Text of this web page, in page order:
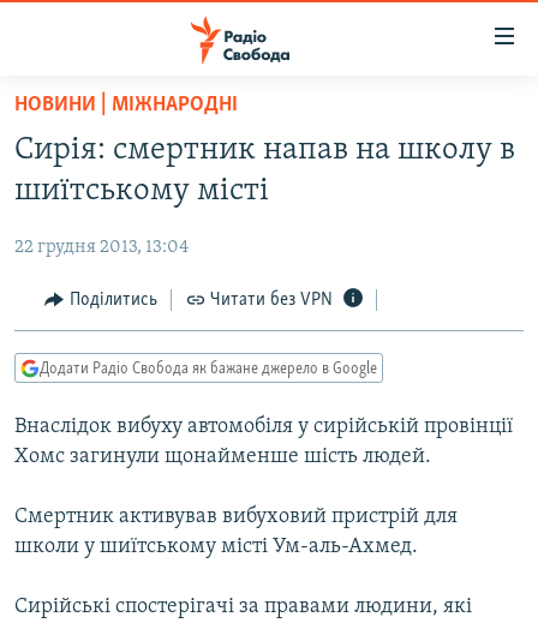
Перейти
основного
матеріалу
до
навігації
Перейти
до
ВСЕ ЗА ДОБУ
ПОЛІТИКА
ЕКОНОМІКА
КУЛЬТУРА
СПОРТ
СВІТ
ВІЙНА
РОСІЙСЬКА «ФІЛЬТРАЦІЯ»
КРИМ.РЕАЛІЇ
ТИ ЯК?
КИТАЙ.ВИКЛИКИ
МУЛЬТИМЕДІА
ФОТО
НОВИНИ | МІЖНАРОДНІ
Сирія: смертник напав на школу в
шиїтському місті
22 грудня 2013, 13:04
Поділитись Читати без VPN
Додати Радіо Свобода як бажане джерело в Google
Внаслідок вибуху автомобіля у сирійській провінції
Хомс загинули щонайменше шість людей.
Смертник активував вибуховий пристрій для
школи у шиїтському місті Ум-аль-Ахмед.
Сирійські спостерігачі за правами людини, які